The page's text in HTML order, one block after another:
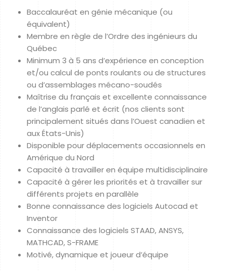
Baccalauréat en génie mécanique (ou
équivalent)
Membre en règle de l’Ordre des ingénieurs du
Québec
Minimum 3 à 5 ans d’expérience en conception
et/ou calcul de ponts roulants ou de structures
ou d’assemblages mécano-soudés
Maîtrise du français et excellente connaissance
de l’anglais parlé et écrit (nos clients sont
principalement situés dans l’Ouest canadien et
aux États-Unis)
Disponible pour déplacements occasionnels en
Amérique du Nord
Capacité à travailler en équipe multidisciplinaire
Capacité à gérer les priorités et à travailler sur
différents projets en parallèle
Bonne connaissance des logiciels Autocad et
Inventor
Connaissance des logiciels STAAD, ANSYS,
MATHCAD, S-FRAME
Motivé, dynamique et joueur d’équipe